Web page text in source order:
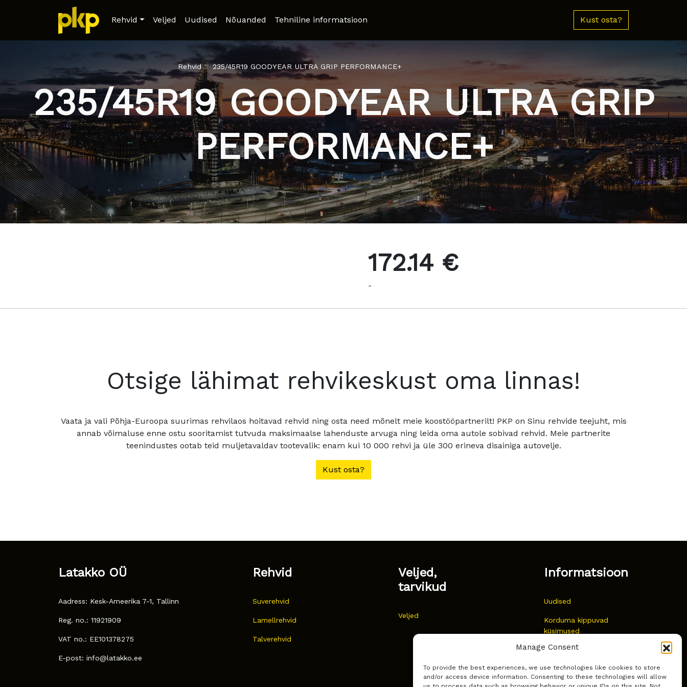
Manage Consent
To provide the best experiences, we use technologies like cookies to store
and/or access device information. Consenting to these technologies will allow
Rehvid Veljed Uudised Nõuanded Tehniline informatsioon Kust osta?
Rehvid 235/45R19 GOODYEAR ULTRA GRIP PERFORMANCE+
235/45R19 GOODYEAR ULTRA GRIP
PERFORMANCE+
172.14 €
-
Otsige lähimat rehvikeskust oma linnas!
Vaata ja vali Põhja-Euroopa suurimas rehvilaos hoitavad rehvid ning osta need mõnelt meie koostööpartnerilt! PKP on Sinu rehvide teejuht, mis
annab võimaluse enne ostu sooritamist tutvuda maksimaalse lahenduste arvuga ning leida oma autole sobivad rehvid. Meie partnerite
teenindustes ootab teid muljetavaldav tootevalik: enam kui 10 000 rehvi ja üle 300 erineva disainiga autovelje.
Kust osta?
Latakko OÜ
Aadress: Kesk-Ameerika 7-1, Tallinn
Reg. no.: 11921909
VAT no.: EE101378275
E-post: info@latakko.ee
Rehvid
Suverehvid
Lamellrehvid
Talverehvid
Veljed,
tarvikud
Veljed
Informatsioon
Uudised
Korduma kippuvad
küsimused
Kust osta?
Küpsiste poliitika